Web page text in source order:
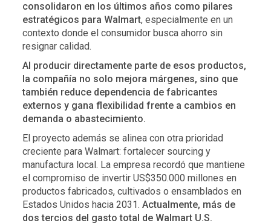
consolidaron en los últimos años como pilares
estratégicos para Walmart, especialmente en un
contexto donde el consumidor busca ahorro sin
resignar calidad.
Al producir directamente parte de esos productos,
la compañía no solo mejora márgenes, sino que
también reduce dependencia de fabricantes
externos y gana flexibilidad frente a cambios en
demanda o abastecimiento.
El proyecto además se alinea con otra prioridad
creciente para Walmart: fortalecer sourcing y
manufactura local. La empresa recordó que mantiene
el compromiso de invertir US$350.000 millones en
productos fabricados, cultivados o ensamblados en
Estados Unidos hacia 2031.Actualmente, más de
dos tercios del gasto total de Walmart U.S.